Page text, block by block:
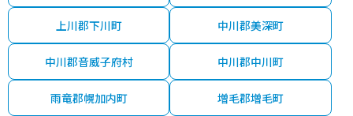
上川郡下川町 中川郡美深町
中川郡音威子府村 中川郡中川町
雨竜郡幌加内町 増毛郡増毛町